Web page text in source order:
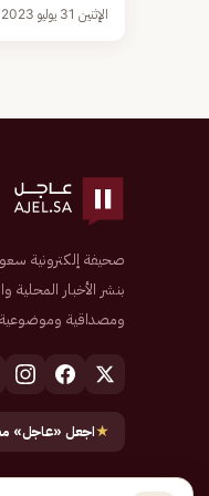
الإثنين 31 يوليو 2023
بنشر الأخبار المحلية
ومصداقية وموضوعية
★اجعل «عاجل»